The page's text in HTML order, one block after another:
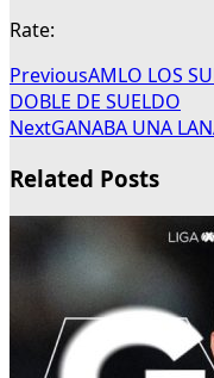
Rate:
PreviousAMLO LOS
DOBLE DE SUELDO
NextGANABA UNA
Related Posts